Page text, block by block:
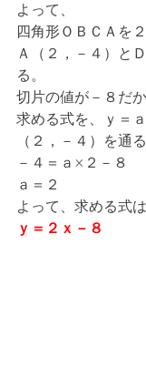
よって、
四角形ＯＢＣＡを
Ａ（２，－４）と
る。
切片の値が－８だ
求める式を、ｙ＝
（２，－４）を通
－４＝ａ×２－８
ａ＝２
よって、求める式は
ｙ＝２ｘ－８